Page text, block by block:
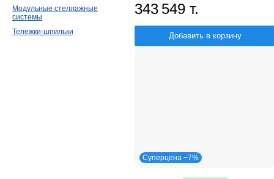
343 549 т.
Добавить в корзину
Суперцена −7%
Модульные стеллажные
системы
Тележки-шпильки